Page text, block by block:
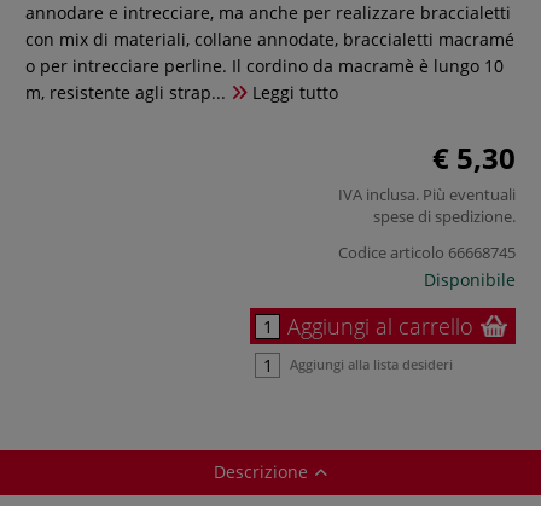
annodare e intrecciare, ma anche per realizzare braccialetti
con mix di materiali, collane annodate, braccialetti macramé
o per intrecciare perline. Il cordino da macramè è lungo 10
m, resistente agli strap...
Leggi tutto
€ 5,30
IVA inclusa. Più eventuali
spese di spedizione.
Codice articolo 66668745
Disponibile
Aggiungi al carrello
Aggiungi alla lista desideri
Descrizione